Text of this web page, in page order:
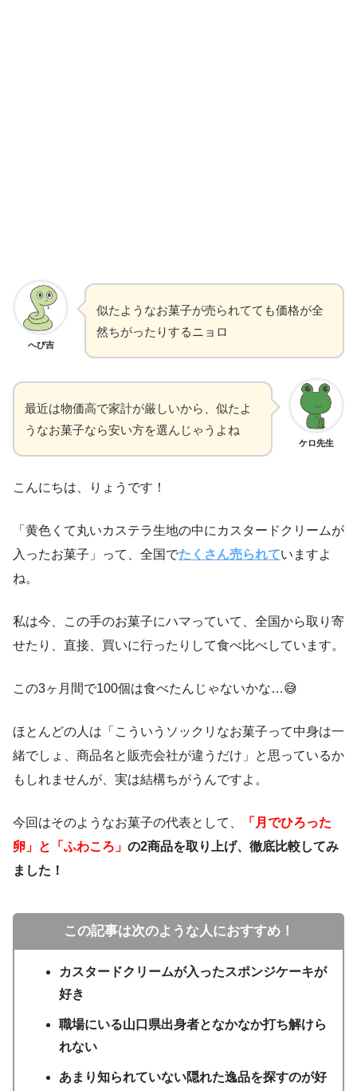
へび吉
似たようなお菓子が売られてても価格が全
然ちがったりするニョロ
ケロ先生
最近は物価高で家計が厳しいから、似たよ
うなお菓子なら安い方を選んじゃうよね
こんにちは、りょうです！
「黄色くて丸いカステラ生地の中にカスタードクリームが
入ったお菓子」って、全国でたくさん売られていますよ
ね。
私は今、この手のお菓子にハマっていて、全国から取り寄
せたり、直接、買いに行ったりして食べ比べしています。
この3ヶ月間で100個は食べたんじゃないかな…😅
ほとんどの人は「こういうソックリなお菓子って中身は一
緒でしょ、商品名と販売会社が違うだけ」と思っているか
もしれませんが、実は結構ちがうんですよ。
今回はそのようなお菓子の代表として、
「月でひろった
卵」と「ふわころ」 の2商品を取り上げ、徹底比較してみ
ました！
この記事は次のような人におすすめ！
カスタードクリームが入ったスポンジケーキが
好き
職場にいる山口県出身者となかなか打ち解けら
れない
あまり知られていない隠れた逸品を探すのが好